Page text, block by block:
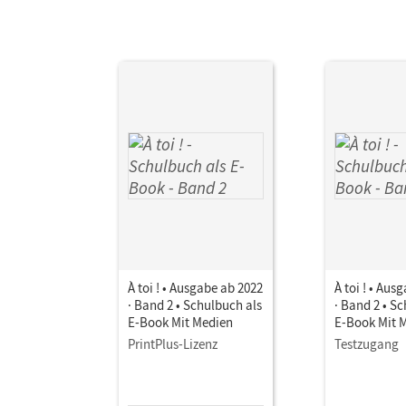
À toi ! • Ausgabe ab 2022
· Band 2 • Schulbuch als
E-Book Mit Medien
PrintPlus-Lizenz
À toi ! •
· Band 2 •
E-Book Mit
Testzugang